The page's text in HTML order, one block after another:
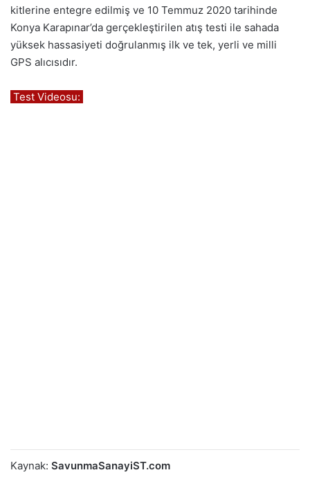
kitlerine entegre edilmiş ve 10 Temmuz 2020 tarihinde
Konya Karapınar’da gerçekleştirilen atış testi ile sahada
yüksek hassasiyeti doğrulanmış ilk ve tek, yerli ve milli
GPS alıcısıdır.
Test Videosu:
Kaynak: SavunmaSanayiST.com